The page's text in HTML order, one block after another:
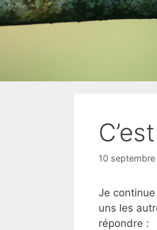
10 septembre
Je
uns les
répondre :